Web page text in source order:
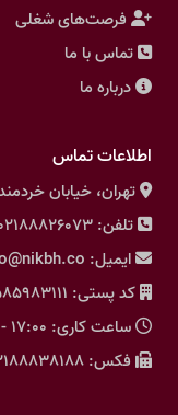
فرصت‌های شغلی
تماس با ما
درباره ما
اطلاعات تماس
تهران، خیابان خردمند شمالی،
تلفن: 02188826073
ایمیل: info@nikbh.co
کد پستی: 1585983111
ساعت کاری: 17:00 - 08:00
فکس: 02188838188